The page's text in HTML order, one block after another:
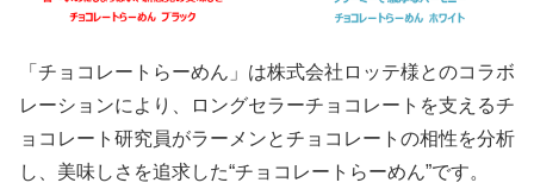
「チョコレートらーめん」は株式会社ロッテ様とのコラボ
レーションにより、ロングセラーチョコレートを支えるチ
ョコレート研究員がラーメンとチョコレートの相性を分析
し、美味しさを追求した“チョコレートらーめん”です。